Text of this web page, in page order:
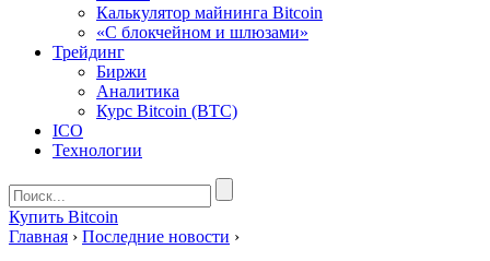
Калькулятор майнинга Bitcoin
«С блокчейном и шлюзами»
Трейдинг
Биржи
Аналитика
Курс Bitcoin (BTC)
ICO
Технологии
Купить Bitcoin
Главная › Последние новости ›